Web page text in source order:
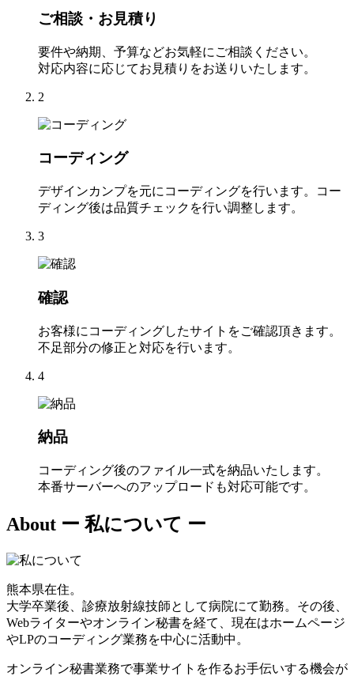
ご相談・お見積り
要件や納期、予算などお気軽にご相談ください。
対応内容に応じてお見積りをお送りいたします。
2
コーディング
デザインカンプを元にコーディングを行います。コー
ディング後は品質チェックを行い調整します。
3
確認
お客様にコーディングしたサイトをご確認頂きます。
不足部分の修正と対応を行います。
4
納品
コーディング後のファイル一式を納品いたします。
本番サーバーへのアップロードも対応可能です。
About ー 私について ー
熊本県在住。
大学卒業後、診療放射線技師として病院にて勤務。その後、
Webライターやオンライン秘書を経て、現在はホームページ
やLPのコーディング業務を中心に活動中。
オンライン秘書業務で事業サイトを作るお手伝いする機会が